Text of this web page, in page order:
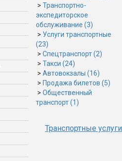
> Транспортно-
экспедиторское
обслуживание (3)
> Услуги транспортные
(23)
> Спецтранспорт (2)
> Такси (24)
> Автовокзалы (16)
> Продажа билетов (5)
> Общественный
транспорт (1)
Транспортные услуги